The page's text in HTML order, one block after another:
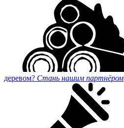
деревом? Стань нашим партнёром